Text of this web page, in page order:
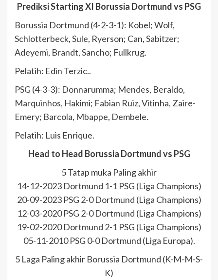
Prediksi Starting XI Borussia Dortmund vs PSG
Borussia Dortmund (4-2-3-1): Kobel; Wolf,
Schlotterbeck, Sule, Ryerson; Can, Sabitzer;
Adeyemi, Brandt, Sancho; Fullkrug.
Pelatih: Edin Terzic..
PSG (4-3-3): Donnarumma; Mendes, Beraldo,
Marquinhos, Hakimi; Fabian Ruiz, Vitinha, Zaire-
Emery; Barcola, Mbappe, Dembele.
Pelatih: Luis Enrique.
Head to Head Borussia Dortmund vs PSG
5 Tatap muka Paling akhir
14-12-2023 Dortmund 1-1 PSG (Liga Champions)
20-09-2023 PSG 2-0 Dortmund (Liga Champions)
12-03-2020 PSG 2-0 Dortmund (Liga Champions)
19-02-2020 Dortmund 2-1 PSG (Liga Champions)
05-11-2010 PSG 0-0 Dortmund (Liga Europa).
5 Laga Paling akhir Borussia Dortmund (K-M-M-S-
K)